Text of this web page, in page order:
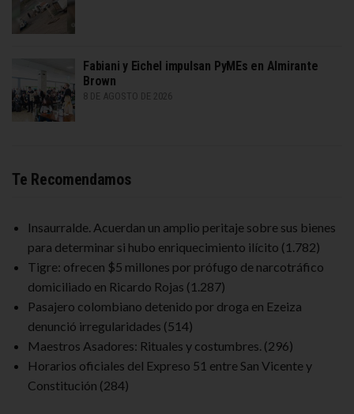
Fabiani y Eichel impulsan PyMEs en Almirante
Brown
8 DE AGOSTO DE 2026
Te Recomendamos
Insaurralde. Acuerdan un amplio peritaje sobre sus bienes
para determinar si hubo enriquecimiento ilícito (1.782)
Tigre: ofrecen $5 millones por prófugo de narcotráfico
domiciliado en Ricardo Rojas (1.287)
Pasajero colombiano detenido por droga en Ezeiza
denunció irregularidades (514)
Maestros Asadores: Rituales y costumbres. (296)
Horarios oficiales del Expreso 51 entre San Vicente y
Constitución (284)